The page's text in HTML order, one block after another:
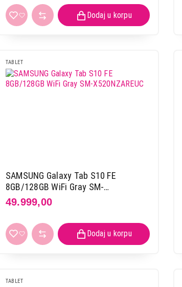
TABLET
SAMSUNG Galaxy Tab S10 FE
8GB/128GB WiFi Gray SM-
X520NZAREUC
49.999,00
TABLET